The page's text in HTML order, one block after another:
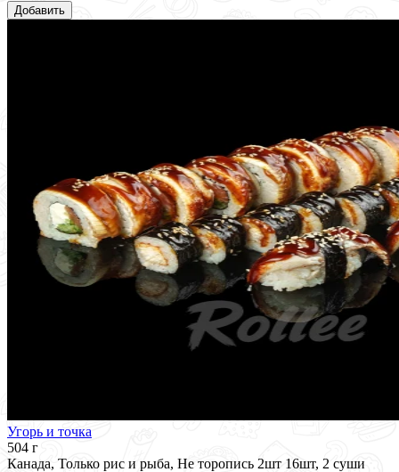
Добавить
Угорь и точка
504 г
Канада, Только рис и рыба, Не торопись 2шт 16шт, 2 суши